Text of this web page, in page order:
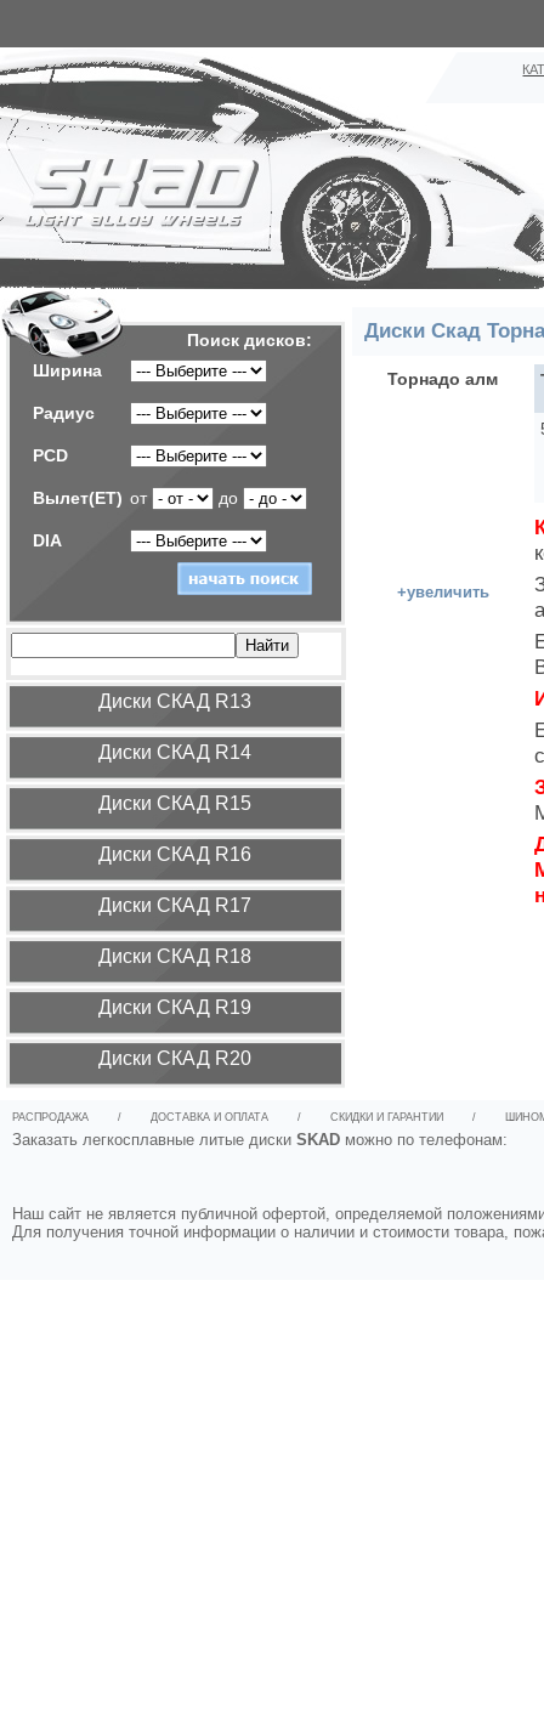
Поиск дисков:
Ширина
Радиус
PCD
Вылет(ET) от до
DIA
Диcки СКАД R13
Диcки СКАД R14
Диcки СКАД R15
Диcки СКАД R16
Диcки СКАД R17
Диcки СКАД R18
Диcки СКАД R19
Диcки СКАД R20
Диски Скад
Торнадо алм
+увеличить
РАСПРОДАЖА / ДОСТАВКА И ОПЛАТА / СКИДКИ И ГАРАНТИИ /
Заказать легкосплавные литые диски SKAD можно по телефонам:
Наш сайт не является публичной офертой, определяемой
Для получения точной информации о наличии и стоимости товара,